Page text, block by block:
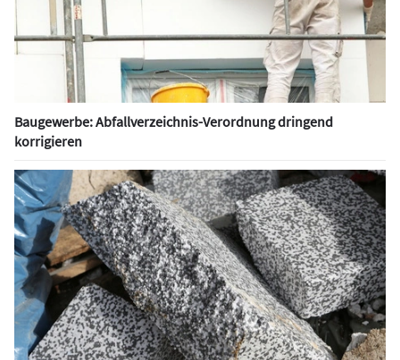
Baugewerbe: Abfallverzeichnis-Verordnung dringend
korrigieren